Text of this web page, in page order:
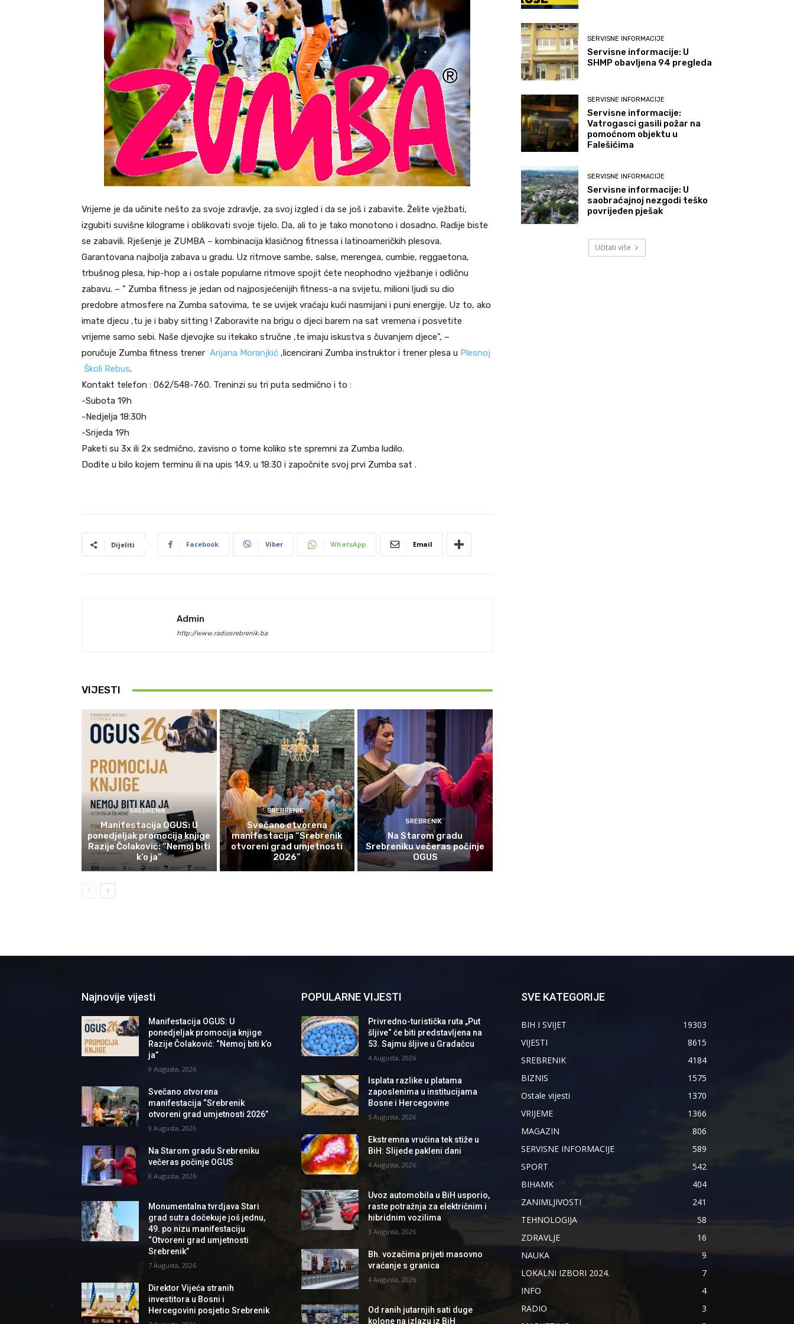
Vrijeme je da učinite nešto za svoje zdravlje, za svoj izgled i da se još i zabavite. Želite vježbati,
izgubiti suvišne kilograme i oblikovati svoje tijelo. Da, ali to je tako monotono i dosadno. Radije biste
se zabavili. Rješenje je ZUMBA – kombinacija klasičnog fitnessa i latinoameričkih plesova.
Garantovana najbolja zabava u gradu. Uz ritmove sambe, salse, merengea, cumbie, reggaetona,
trbušnog plesa, hip-hop a i ostale popularne ritmove spojit ćete neophodno vježbanje i odličnu
zabavu. – ” Zumba fitness je jedan od najposjećenijih fitness-a na svijetu, milioni ljudi su dio
predobre atmosfere na Zumba satovima, te se uvijek vraćaju kući nasmijani i puni energije. Uz to, ako
imate djecu ,tu je i baby sitting ! Zaboravite na brigu o djeci barem na sat vremena i posvetite
vrijeme samo sebi. Naše djevojke su itekako stručne ,te imaju iskustva s čuvanjem djece”, –
poručuje Zumba fitness trener Arijana Moranjkić ,licencirani Zumba instruktor i trener plesa u Plesnoj
Školi Rebus.
Kontakt telefon : 062/548-760. Treninzi su tri puta sedmično i to :
-Subota 19h
-Nedjelja 18:30h
-Srijeda 19h
Paketi su 3x ili 2x sedmično, zavisno o tome koliko ste spremni za Zumba ludilo.
Dođite u bilo kojem terminu ili na upis 14.9. u 18:30 i započnite svoj prvi Zumba sat .
Dijeliti Facebook Viber WhatsApp Email
Admin
http://www.radiosrebrenik.ba
VIJESTI
SREBRENIK
Manifestacija OGUS: U
ponedjeljak promocija knjige
Razije Čolaković: “Nemoj biti
k’o ja”
SREBRENIK
Svečano otvorena
manifestacija “Srebrenik
otvoreni grad umjetnosti
2026”
SREBRENIK
Na Starom gradu
Srebreniku večeras počinje
OGUS
SERVISNE INFORMACIJE
Servisne informacije: U
SHMP obavljena 94 pregleda
SERVISNE INFORMACIJE
Servisne informacije:
Vatrogasci gasili požar na
pomoćnom objektu u
Falešićima
SERVISNE INFORMACIJE
Servisne informacije: U
saobraćajnoj nezgodi teško
povrijeđen pješak
Učitati više
Najnovije vijesti
Manifestacija OGUS: U
ponedjeljak promocija knjige
Razije Čolaković: “Nemoj biti k’o
ja”
9 Augusta, 2026
Svečano otvorena
manifestacija “Srebrenik
otvoreni grad umjetnosti 2026”
9 Augusta, 2026
Na Starom gradu Srebreniku
večeras počinje OGUS
8 Augusta, 2026
Monumentalna tvrdjava Stari
grad sutra dočekuje još jednu,
49. po nizu manifestaciju
“Otvoreni grad umjetnosti
Srebrenik”
7 Augusta, 2026
Direktor Vijeća stranih
investitora u Bosni i
Hercegovini posjetio Srebrenik
POPULARNE VIJESTI
Privredno-turistička ruta „Put
šljive“ će biti predstavljena na
53. Sajmu šljive u Gradačcu
4 Augusta, 2026
Isplata razlike u platama
zaposlenima u institucijama
Bosne i Hercegovine
5 Augusta, 2026
Ekstremna vrućina tek stiže u
BiH: Slijede pakleni dani
4 Augusta, 2026
Uvoz automobila u BiH usporio,
raste potražnja za električnim i
hibridnim vozilima
3 Augusta, 2026
Bh. vozačima prijeti masovno
vraćanje s granica
4 Augusta, 2026
Od ranih jutarnjih sati duge
kolone na izlazu iz BiH
SVE KATEGORIJE
BIH I SVIJET
19303
VIJESTI
8615
SREBRENIK
4184
BIZNIS
1575
Ostale vijesti
1370
VRIJEME
1366
MAGAZIN
806
SERVISNE INFORMACIJE
589
SPORT
542
BIHAMK
404
ZANIMLJIVOSTI
241
TEHNOLOGIJA
58
ZDRAVLJE
16
NAUKA
9
LOKALNI IZBORI 2024.
7
INFO
4
RADIO
3